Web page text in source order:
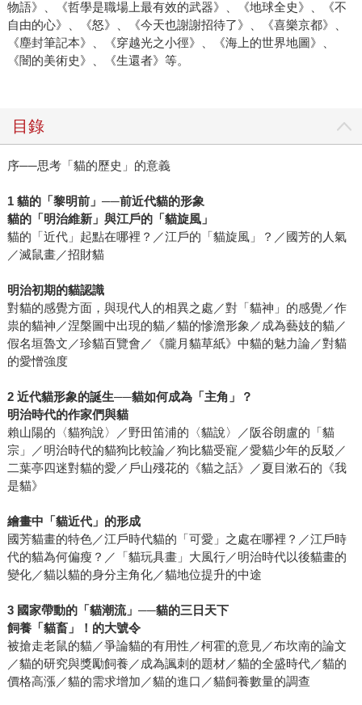
物語》、《哲學是職場上最有效的武器》、《地球全史》、《不
自由的心》、《怒》、《今天也謝謝招待了》、《喜樂京都》、
《塵封筆記本》、《穿越光之小徑》、《海上的世界地圖》、
《闇的美術史》、《生還者》等。
目錄
序──思考「貓的歷史」的意義
1 貓的「黎明前」──前近代貓的形象
貓的「明治維新」與江戶的「貓旋風」
貓的「近代」起點在哪裡？／江戶的「貓旋風」？／國芳的人氣
／滅鼠畫／招財貓
明治初期的貓認識
對貓的感覺方面，與現代人的相異之處／對「貓神」的感覺／作
祟的貓神／涅槃圖中出現的貓／貓的慘澹形象／成為藝妓的貓／
假名垣魯文／珍貓百覽會／《朧月貓草紙》中貓的魅力論／對貓
的愛憎強度
2 近代貓形象的誕生──貓如何成為「主角」？
明治時代的作家們與貓
賴山陽的〈貓狗說〉／野田笛浦的〈貓說〉／阪谷朗盧的「貓
宗」／明治時代的貓狗比較論／狗比貓受寵／愛貓少年的反駁／
二葉亭四迷對貓的愛／戶山殘花的《貓之話》／夏目漱石的《我
是貓》
繪畫中「貓近代」的形成
國芳貓畫的特色／江戶時代貓的「可愛」之處在哪裡？／江戶時
代的貓為何偏瘦？／「貓玩具畫」大風行／明治時代以後貓畫的
變化／貓以貓的身分主角化／貓地位提升的中途
3 國家帶動的「貓潮流」──貓的三日天下
飼養「貓畜」！的大號令
被搶走老鼠的貓／爭論貓的有用性／柯霍的意見／布坎南的論文
／貓的研究與獎勵飼養／成為諷刺的題材／貓的全盛時代／貓的
價格高漲／貓的需求增加／貓的進口／貓飼養數量的調查